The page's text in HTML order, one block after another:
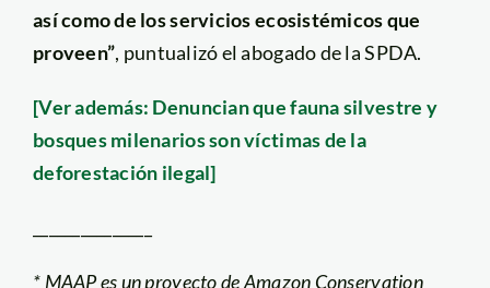
así como de los servicios ecosistémicos que
proveen”, puntualizó el abogado de la SPDA.
[Ver además: Denuncian que fauna silvestre y
bosques milenarios son víctimas de la
deforestación ilegal]
* MAAP es un proyecto de Amazon Conservation